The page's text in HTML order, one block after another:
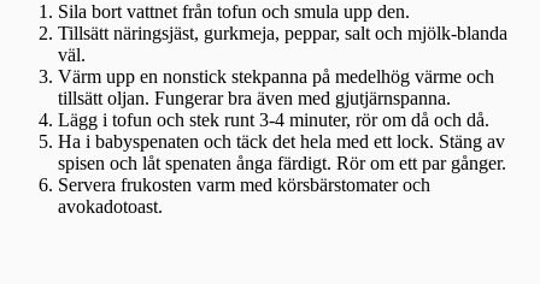
Sila bort vattnet från tofun och smula upp den.
Tillsätt näringsjäst, gurkmeja, peppar, salt och mjölk-blanda
väl.
Värm upp en nonstick stekpanna på medelhög värme och
tillsätt oljan. Fungerar bra även med gjutjärnspanna.
Lägg i tofun och stek runt 3-4 minuter, rör om då och då.
Ha i babyspenaten och täck det hela med ett lock. Stäng av
spisen och låt spenaten ånga färdigt. Rör om ett par gånger.
Servera frukosten varm med körsbärstomater och
avokadotoast.